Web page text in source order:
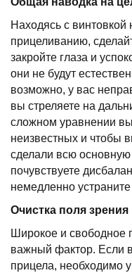
Находясь с винтовкой
прицеливанию,
закройте глаза и
они не будут
возможно, у вас
вы стреляете на
сложном уравнении
неизвестных и чтобы
сделали всю
почувствуете
немедленно устраните
Очистка поля зрения
Широкое и свободное
важный фактор. Если
прицела, необходимо